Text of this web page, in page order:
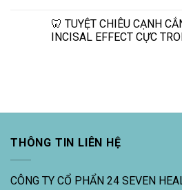
🦷 TUYỆT CHIÊU CẠNH
INCISAL EFFECT CỰC
THÔNG TIN LIÊN HỆ
CÔNG TY CỔ PHẨN 24 SEVEN